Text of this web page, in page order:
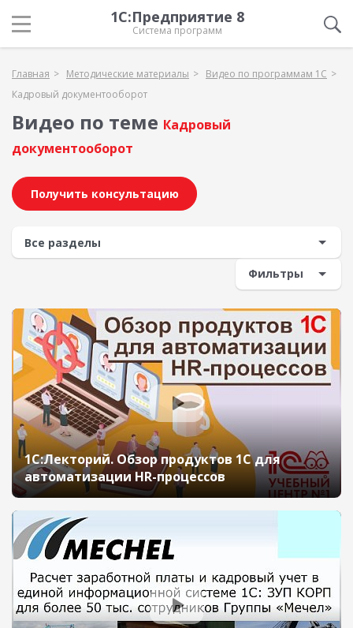
1С:Предприятие 8
Система программ
Главная Методические материалы
Видео по программам 1С
Кадровый документооборот
Видео по теме Кадровый
документооборот
Получить консультацию
Фильтры
1С:Лекторий. Обзор продуктов 1С для
автоматизации HR-процессов